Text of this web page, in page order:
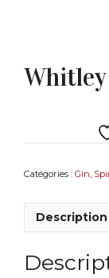
Catégories : Gin
Description